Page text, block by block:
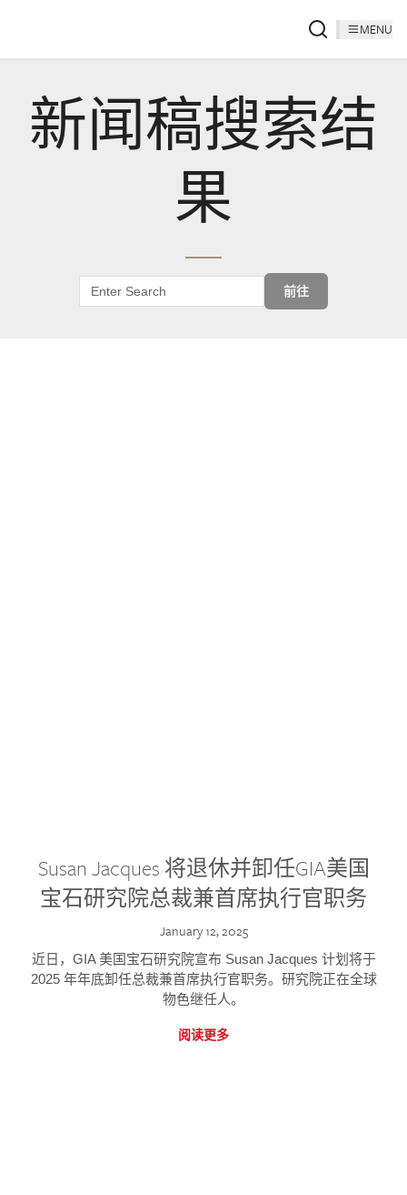
MENU
新闻稿搜索结
果
前往
Susan Jacques 将退休并卸任GIA美国
宝石研究院总裁兼首席执行官职务
January 12, 2025
近日，GIA 美国宝石研究院宣布 Susan Jacques 计划将于
2025 年年底卸任总裁兼首席执行官职务。研究院正在全球
物色继任人。
阅读更多